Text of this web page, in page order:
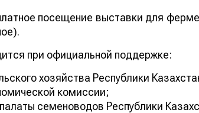
посещение выставки для
при официальной поддержке:
хозяйства Республики
комиссии;
семеноводов Республики